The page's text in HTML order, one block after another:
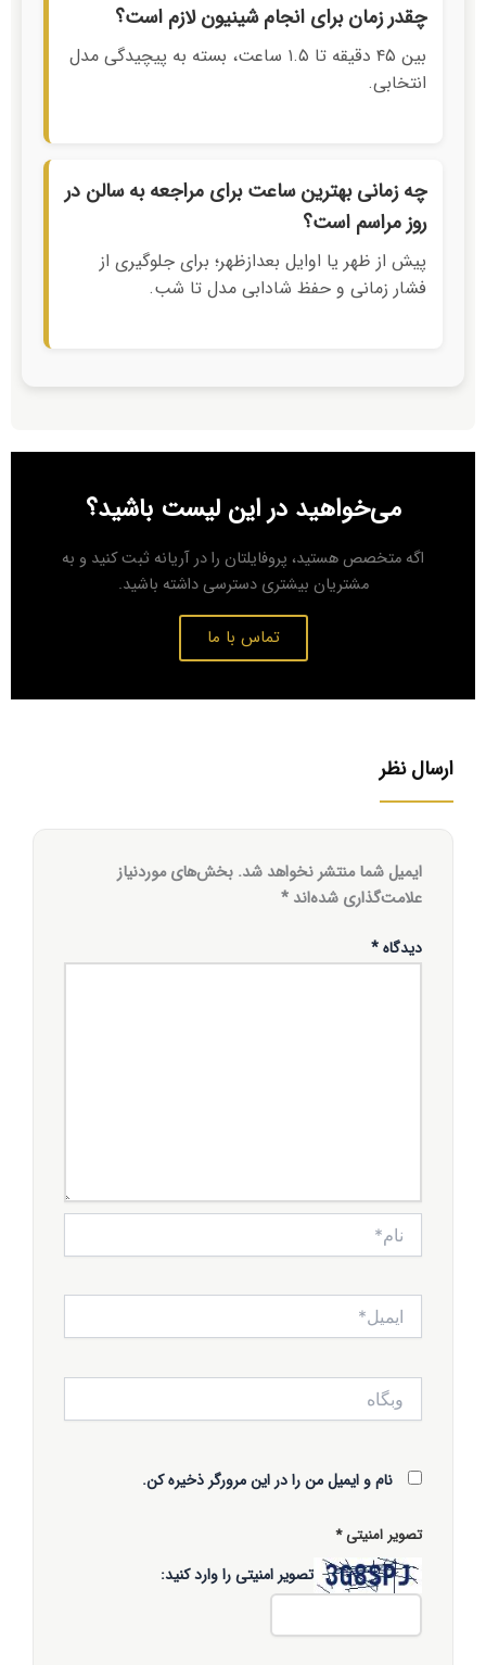
چقدر زمان برای انجام شینیون لازم است؟
بین ۴۵ دقیقه تا ۱.۵ ساعت، بسته به پیچیدگی مدل
انتخابی.
چه زمانی بهترین ساعت برای مراجعه به سالن در
روز مراسم است؟
پیش از ظهر یا اوایل بعدازظهر؛ برای جلوگیری از
فشار زمانی و حفظ شادابی مدل تا شب.
می‌خواهید در این لیست باشید؟
اگه متخصص هستید، پروفایلتان را در آریانه ثبت کنید و به
مشتریان بیشتری دسترسی داشته باشید.
تماس با ما
ارسال نظر
ایمیل شما منتشر نخواهد شد. بخش‌های موردنیاز
علامت‌گذاری شده‌اند *
دیدگاه*
ایمیل*
نام و ایمیل من را در این مرورگر ذخیره کن.
تصویر امنیتی*
تصویر امنیتی را وارد کنید: